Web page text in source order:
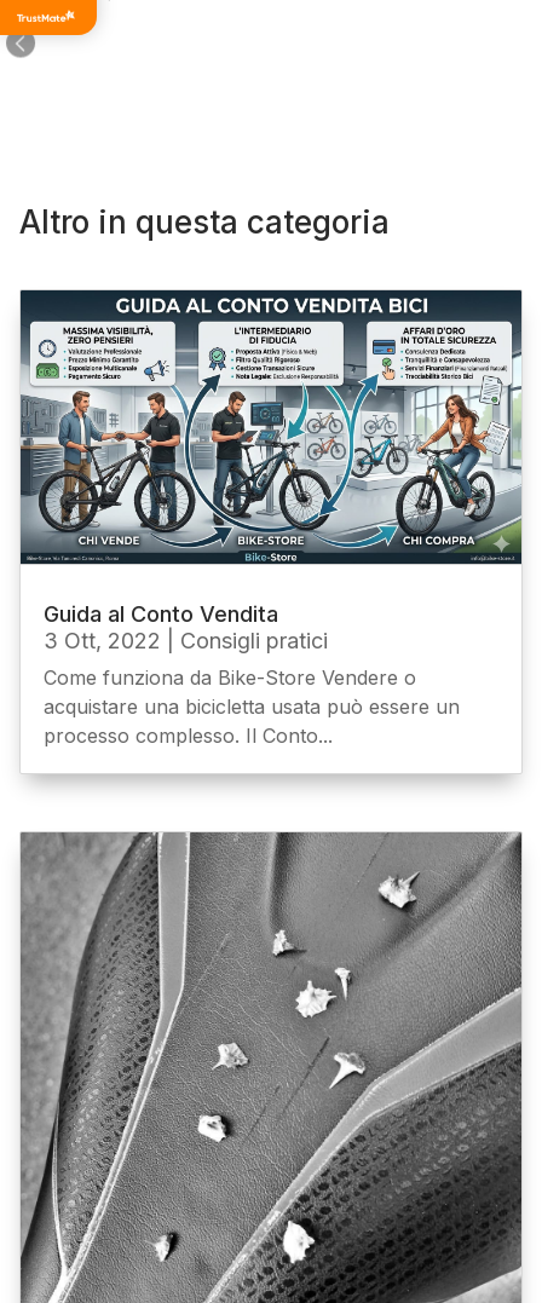
Altro in questa categoria
Guida al Conto Vendita
3 Ott, 2022
Consigli pratici
Come funziona da Bike-Store Vendere o
acquistare una bicicletta usata può essere un
processo complesso. Il Conto...
di tutti i